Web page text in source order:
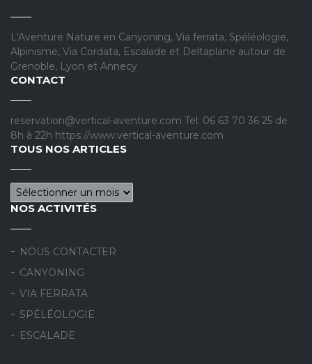
L'Aventure Nature en Canyoning, Via ferrata, Spéléologie,
Alpinisme, Via Cordata, Escalade et Deltaplane autour de
Grenoble, Lyon et Annecy
CONTACT
reservation@vertical-aventure.com Tel: 06 63 70 36 25 de
8h à 22h https://www.vertical-aventure.com
TOUS NOS ARTICLES
Tous nos articles
NOS ACTIVITÉS
NOUS CONTACTER
CANYONING
VIA FERRATA
SPÉLÉOLOGIE
ESCALADE